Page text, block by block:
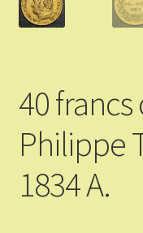
Mon compte
40
Philippe
1834 A.